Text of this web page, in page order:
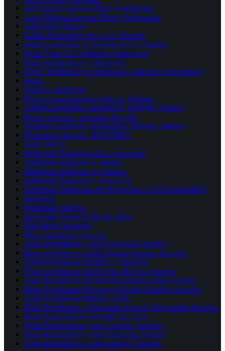
Auto Serwis Paweł Serafin, Podmaleniec
Auto-Elektro Grzegorz Figacz, Suchowola
Autokomis Staszów
Balkar Technology Sp. z o.o. Staszów
Bank Gospodarki Żywnościowej SA Staszów
Bank Pekao SA I Oddział w Staszowie
Bank Spółdzielczy w Staszowie
Bank Spółdzielczy w Staszowie. Oddział w Rytwianach
Banki
Banki w Staszowie
Barbara Augustowska, pediatra, Połaniec
Barbara Domańska, stomatolog, dentysta, Staszów
Beata Lubaszka, neurolog, Staszów
Bernard Lachowski, stomatolog, dentysta, Staszów
Betoniarnia Staszów BETOMEX
BHP i PPOŻ
Biblioteka Pedagogiczna w Staszowie
Biblioteka Publiczna w Osieku
Biblioteka Publiczna w Połańcu
Biblioteka Publiczna w Staszowie
Biblioteka Sichowska im. Krzysztofa i Zofii Radziwiłłów
Biblioteki
Biedronka Staszów
Biedronka, Kielecka 88, Szydłów
Biki Motor Rytwiany
Biura projektowe Staszów
Biura rachunkowe, usługi księgowe Staszów
Biuro Kredytowe Credit Agricole Express Staszów
Biuro Powiatowe ARiMR w Staszowie
Biuro projektowe AJKO Artur Kręcisz Staszów
Biuro Projektowe DB Projekt Konrad Gądek Staszów
Biuro Projektowe Kosztorysy Renata Orzelska Staszów
Biuro Projektowe Mateusz Turek
Biuro Projektowe z Wykonawstwem Z. Drzymalski Staszów
Biuro Rachunkowe Ad Astra Sp. z o.o.
Biuro Rachunkowe Anna Gozdek, Staszów
Biuro Rachunkowe Anna Jabczuga, Staszów
Biuro Rachunkowe Anna Janicka, Staszów